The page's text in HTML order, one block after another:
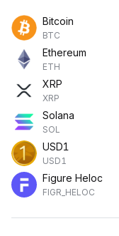
Bitcoin
BTC
Ethereum
ETH
XRP
XRP
Solana
SOL
USD1
USD1
Figure Heloc
FIGR_HELOC